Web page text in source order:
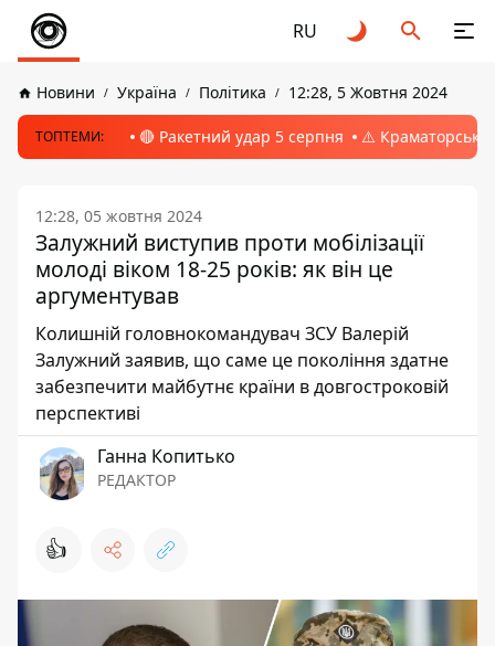
RU
Новини Україна Політика 12:28, 5 Жовтня 2024
ТОПТЕМИ: 🔴 Ракетний удар 5 серпня ⚠️ Краматорськ,
12:28, 05 жовтня 2024
Залужний виступив проти мобілізації
молоді віком 18-25 років: як він це
аргументував
Колишній головнокомандувач ЗСУ Валерій
Залужний заявив, що саме це покоління здатне
забезпечити майбутнє країни в довгостроковій
перспективі
Ганна Копитько
РЕДАКТОР
👍